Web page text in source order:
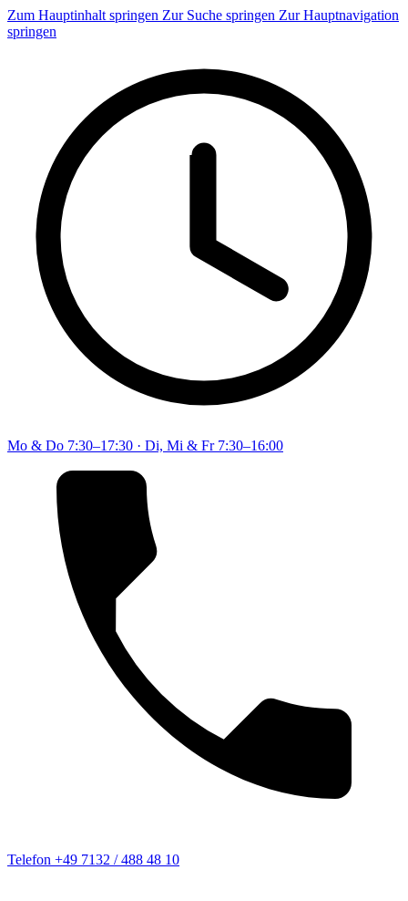
Zum Hauptinhalt springen Zur Suche springen Zur Hauptnavigation
springen
Mo & Do 7:30–17:30 · Di, Mi & Fr 7:30–16:00
Telefon +49 7132 / 488 48 10